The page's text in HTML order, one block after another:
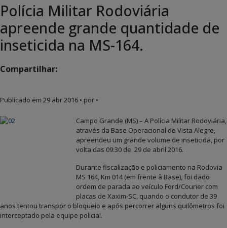
Polícia Militar Rodoviária
apreende grande quantidade de
inseticida na MS-164.
Compartilhar:
Publicado em 29 abr 2016 • por •
Campo Grande (MS) – A Polícia Militar Rodoviária,
através da Base Operacional de Vista Alegre,
apreendeu um grande volume de inseticida, por
volta das 09:30 de 29 de abril 2016.
Durante fiscalização e policiamento na Rodovia
MS 164, Km 014 (em frente à Base), foi dado
ordem de parada ao veículo Ford/Courier com
placas de Xaxim-SC, quando o condutor de 39
anos tentou transpor o bloqueio e após percorrer alguns quilômetros foi
interceptado pela equipe policial.